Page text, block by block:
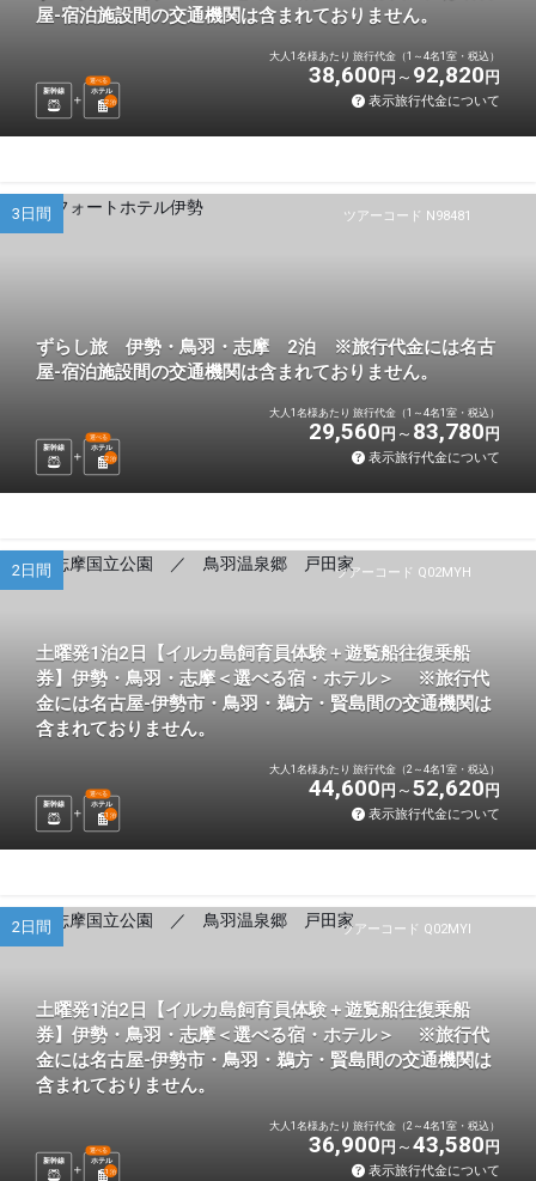
屋-宿泊施設間の交通機関は含まれておりません。
新幹線 ホテル
選べる
2泊
大人1名様あたり 旅行代金（1～4名1室・税込）
38,600 円 92,820 円
表示旅行代金について
ツアーコード N98481
3日間
ずらし旅 伊勢・鳥羽・志摩 2泊 ※旅行代金には名古
屋-宿泊施設間の交通機関は含まれておりません。
新幹線 ホテル
選べる
2泊
大人1名様あたり 旅行代金（1～4名1室・税込）
29,560 円 83,780 円
表示旅行代金について
ツアーコード Q02MYH
2日間
土曜発1泊2日【イルカ島飼育員体験＋遊覧船往復乗船
券】伊勢・鳥羽・志摩＜選べる宿・ホテル＞ ※旅行代
金には名古屋-伊勢市・鳥羽・鵜方・賢島間の交通機関は
含まれておりません。
新幹線 ホテル
選べる
1 泊
大人1名様あたり 旅行代金（2～4名1室・税込）
44,600 円 52,620 円
表示旅行代金について
ツアーコード Q02MYI
2日間
土曜発1泊2日【イルカ島飼育員体験＋遊覧船往復乗船
券】伊勢・鳥羽・志摩＜選べる宿・ホテル＞ ※旅行代
金には名古屋-伊勢市・鳥羽・鵜方・賢島間の交通機関は
含まれておりません。
新幹線 ホテル
選べる
1 泊
大人1名様あたり 旅行代金（2～4名1室・税込）
36,900 円 43,580 円
表示旅行代金について